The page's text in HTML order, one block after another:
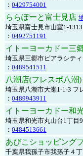
： 0429754001
ららぽーと富士見店
埼玉県富士見市山室1-1313
： 0492751191
イトーヨーカドー三
埼玉県三郷市ピアラシテ
： 0489541511
八潮店(フレスポ八潮)
埼玉県八潮市大瀬1-1-3 フ
： 0489943911
イトーヨーカドー和
埼玉県和光市丸山台1丁目
： 0484513661
あびこショッピング
千葉県我孫子市我孫子４